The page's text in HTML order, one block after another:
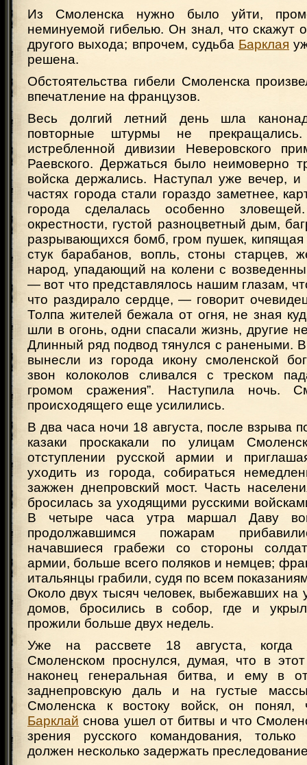
Из Смоленска нужно было уйти,
неминуемой гибелью. Он знал, что скажут
другого выхода; впрочем, судьба Барклая
решена.
Обстоятельства гибели Смоленска
впечатление на французов.
Весь долгий летний день шла
повторные штурмы не
истребленной дивизии Неверовского
Раевского. Держаться было неимоверно
войска держались. Наступал уже вечер,
частях города стали гораздо заметнее,
города сделалась особенно
окрестности, густой разноцветный дым,
разрывающихся бомб, гром пушек,
стук барабанов, вопль, стоны старцев,
народ, упадающий на колени с
— вот что представлялось нашим глазам,
что раздирало сердце, — говорит
Толпа жителей бежала от огня, не зная
шли в огонь, одни спасали жизнь, другие
Длинный ряд подвод тянулся с ранеными. В
вынесли из города икону смоленской
звон колоколов сливался с треском
громом сражения”. Наступила ночь.
происходящего еще усилились.
В два часа ночи 18 августа, после взрыва
казаки проскакали по улицам
отступлении русской армии и
уходить из города, собираться
зажжен днепровский мост. Часть
бросилась за уходящими русскими
В четыре часа утра маршал Даву
продолжавшимся пожарам
начавшиеся грабежи со стороны
армии, больше всего поляков и немцев;
итальянцы грабили, судя по всем
Около двух тысяч человек, выбежавших на
домов, бросились в собор, где и
прожили больше двух недель.
Уже на рассвете 18 августа, когда
Смоленском проснулся, думая, что в
наконец генеральная битва, и ему в
заднепровскую даль и на густые
Смоленска к востоку войск, он понял,
Барклай снова ушел от битвы и что
зрения русского командования,
должен несколько задержать